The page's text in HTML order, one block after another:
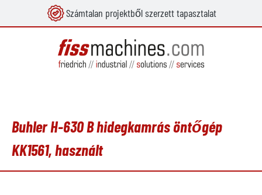
Számtalan projektből szerzett tapasztalat
Buhler H-630 B hidegkamrás öntőgép
KK1561, használt